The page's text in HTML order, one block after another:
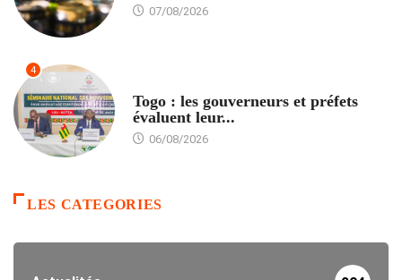
07/08/2026
4
Togo : les gouverneurs et préfets
évaluent leur...
06/08/2026
LES CATEGORIES